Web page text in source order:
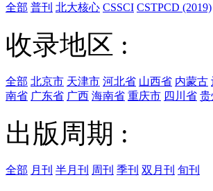
全部 普刊 北大核心 CSSCI CSTPCD (2019)
收录地区 :
全部 北京市 天津市 河北省 山西省 内蒙古
南省 广东省 广西 海南省 重庆市 四川省 贵
出版周期 :
全部 月刊 半月刊 周刊 季刊 双月刊 旬刊